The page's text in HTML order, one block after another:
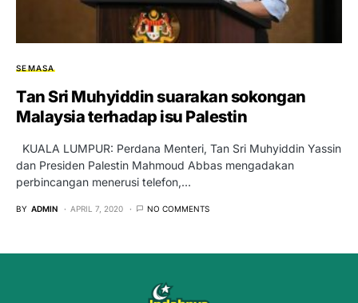
SEMASA
Tan Sri Muhyiddin suarakan sokongan
Malaysia terhadap isu Palestin
KUALA LUMPUR: Perdana Menteri, Tan Sri Muhyiddin Yassin
dan Presiden Palestin Mahmoud Abbas mengadakan
perbincangan menerusi telefon,…
BY ADMIN APRIL 7, 2020 NO COMMENTS